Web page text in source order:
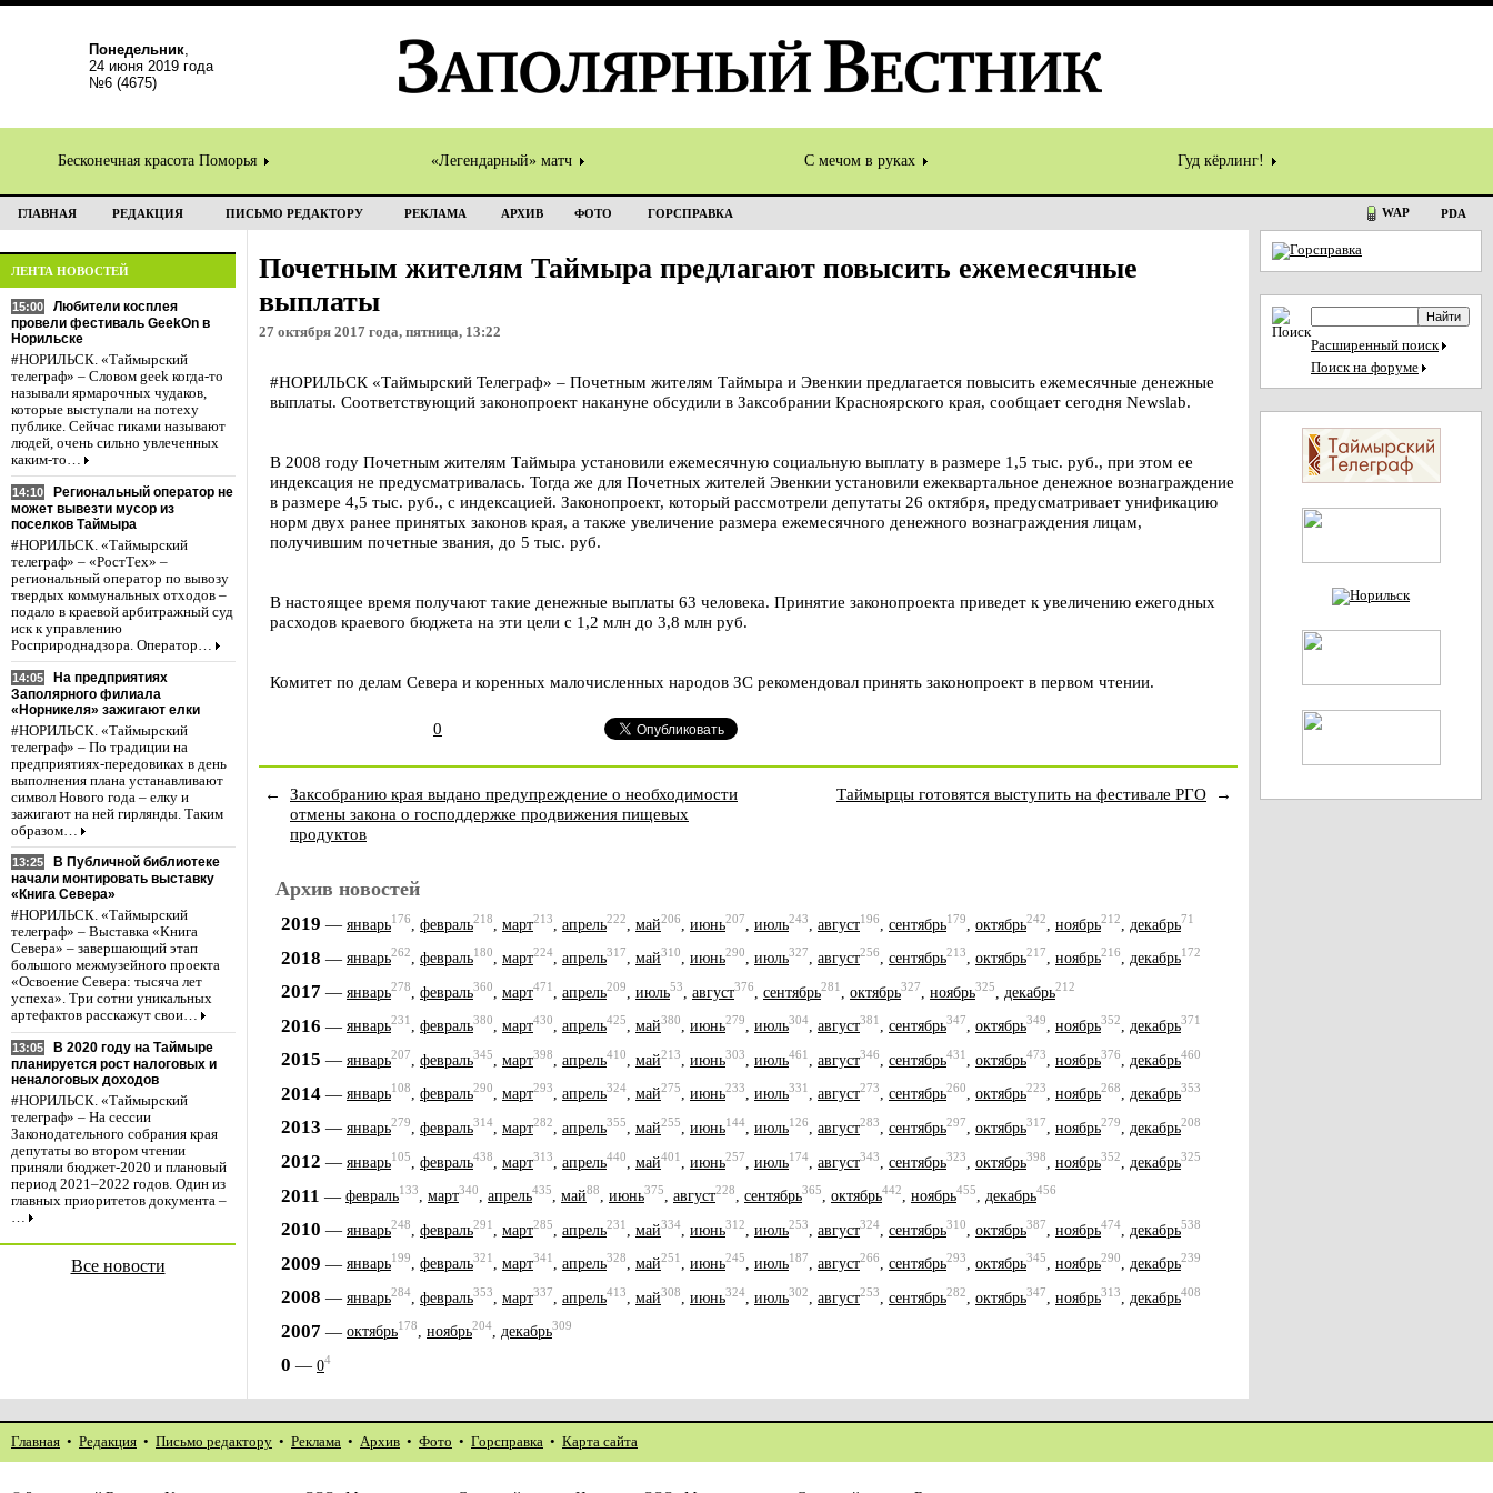
Понедельник,
24 июня 2019 года
№6 (4675)
Бесконечная красота Поморья «Легендарный» матч С мечом в руках Гуд кёрлинг!
ГЛАВНАЯ РЕДАКЦИЯ ПИСЬМО РЕДАКТОРУ РЕКЛАМА АРХИВ ФОТО ГОРСПРАВКА WAP PDA
ЛЕНТА НОВОСТЕЙ
15:00
Любители косплея
провели фестиваль GeekOn в
Норильске
#НОРИЛЬСК. «Таймырский
телеграф» – Словом geek когда-то
называли ярмарочных чудаков,
которые выступали на потеху
публике. Сейчас гиками называют
людей, очень сильно увлеченных
каким-то…
14:10
Региональный оператор не
может вывезти мусор из
поселков Таймыра
#НОРИЛЬСК. «Таймырский
телеграф» – «РостТех» –
региональный оператор по вывозу
твердых коммунальных отходов –
подало в краевой арбитражный суд
иск к управлению
Росприроднадзора. Оператор…
14:05
На предприятиях
Заполярного филиала
«Норникеля» зажигают елки
#НОРИЛЬСК. «Таймырский
телеграф» – По традиции на
предприятиях-передовиках в день
выполнения плана устанавливают
символ Нового года – елку и
зажигают на ней гирлянды. Таким
образом…
13:25
В Публичной библиотеке
начали монтировать выставку
«Книга Севера»
#НОРИЛЬСК. «Таймырский
телеграф» – Выставка «Книга
Севера» – завершающий этап
большого межмузейного проекта
«Освоение Севера: тысяча лет
успеха». Три сотни уникальных
артефактов расскажут свои…
13:05
В 2020 году на Таймыре
планируется рост налоговых и
неналоговых доходов
#НОРИЛЬСК. «Таймырский
телеграф» – На сессии
Законодательного собрания края
депутаты во втором чтении
приняли бюджет-2020 и плановый
период 2021–2022 годов. Один из
главных приоритетов документа –
…
Все новости
Почетным жителям Таймыра предлагают повысить ежемесячные
выплаты
27 октября 2017 года, пятница, 13:22
#НОРИЛЬСК «Таймырский Телеграф» – Почетным жителям Таймыра и Эвенкии предлагается повысить ежемесячные денежные
выплаты. Соответствующий законопроект накануне обсудили в Заксобрании Красноярского края, сообщает сегодня Newslab.
В 2008 году Почетным жителям Таймыра установили ежемесячную социальную выплату в размере 1,5 тыс. руб., при этом ее
индексация не предусматривалась. Тогда же для Почетных жителей Эвенкии установили ежеквартальное денежное вознаграждение
в размере 4,5 тыс. руб., с индексацией. Законопроект, который рассмотрели депутаты 26 октября, предусматривает унификацию
норм двух ранее принятых законов края, а также увеличение размера ежемесячного денежного вознаграждения лицам,
получившим почетные звания, до 5 тыс. руб.
В настоящее время получают такие денежные выплаты 63 человека. Принятие законопроекта приведет к увеличению ежегодных
расходов краевого бюджета на эти цели с 1,2 млн до 3,8 млн руб.
Комитет по делам Севера и коренных малочисленных народов ЗС рекомендовал принять законопроект в первом чтении.
0
←
Заксобранию края выдано предупреждение о необходимости
отмены закона о господдержке продвижения пищевых
продуктов
Таймырцы готовятся выступить на фестивале РГО →
Архив новостей
2019 — январь176 февраль218 март213 апрель222 май206 июнь207 июль243 август196 сентябрь179 октябрь242 ноябрь212 декабрь71
2018 — январь262, февраль180, март224, апрель317, май310, июнь290, июль327, август256, сентябрь213, октябрь217, ноябрь216, декабрь172
2017 — январь278 февраль360 март471 апрель209 июль53 август376 сентябрь281 октябрь327 ноябрь325 декабрь212
2016 — январь231, февраль380, март430, апрель425, май380, июнь279, июль304, август381, сентябрь347, октябрь349, ноябрь352, декабрь371
2015 — январь207 февраль345 март398 апрель410 май213 июнь303 июль461 август346 сентябрь431 октябрь473 ноябрь376 декабрь460
2014 — январь108, февраль290, март293, апрель324, май275, июнь233, июль331, август273, сентябрь260, октябрь223, ноябрь268, декабрь353
2013 — январь279 февраль314 март282 апрель355 май255 июнь144 июль126 август283 сентябрь297 октябрь317 ноябрь279 декабрь208
2012 — январь105 февраль438 март313 апрель440 май401 июнь257 июль174 август343 сентябрь323 октябрь398 ноябрь352 декабрь325
2011 — февраль133, март340, апрель435, май88, июнь375, август228, сентябрь365, октябрь442, ноябрь455, декабрь456
2010 — январь248 февраль291 март285 апрель231 май334 июнь312 июль253 август324 сентябрь310 октябрь387 ноябрь474 декабрь538
2009 — январь199, февраль321, март341, апрель328, май251, июнь245, июль187, август266, сентябрь293, октябрь345, ноябрь290, декабрь239
2008 — январь284 февраль353 март337 апрель413 май308 июнь324 июль302 август253 сентябрь282 октябрь347 ноябрь313 декабрь408
2007 — октябрь178, ноябрь204, декабрь309
0 — 04
Расширенный поиск
Поиск на форуме
Главная • Редакция • Письмо редактору • Реклама • Архив • Фото • Горсправка • Карта сайта